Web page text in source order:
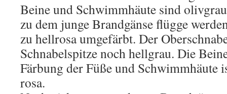
Beine und Schwimmhäute sind
zu dem junge Brandgänse flügge
zu hellrosa umgefärbt. Der
Schnabelspitze noch hellgrau. Die
Färbung der Füße und Schwimmhäute
rosa.